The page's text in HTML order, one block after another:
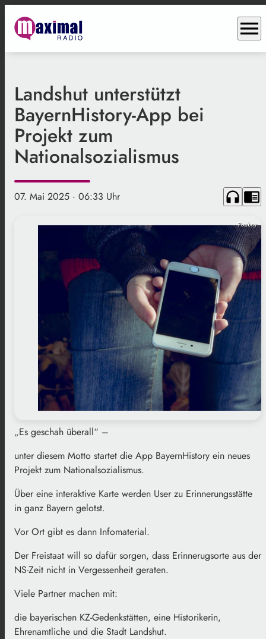
menu
Landshut unterstützt
BayernHistory-App bei
Projekt zum
Nationalsozialismus
07. Mai 2025 · 06:33 Uhr headphones chrome_reader_mode
Pixabay
„Es geschah überall“ –
unter diesem Motto startet die App BayernHistory ein neues
Projekt zum Nationalsozialismus.
Über eine interaktive Karte werden User zu Erinnerungsstätte
in ganz Bayern gelotst.
Vor Ort gibt es dann Infomaterial.
Der Freistaat will so dafür sorgen, dass Erinnerugsorte aus der
NS-Zeit nicht in Vergessenheit geraten.
Viele Partner machen mit:
die bayerischen KZ-Gedenkstätten, eine Historikerin,
Ehrenamtliche und die Stadt Landshut.